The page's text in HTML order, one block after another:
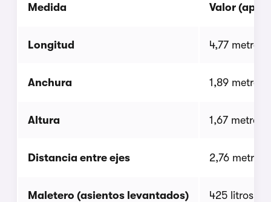
Medida Valor
Longitud 4,77 metros
Anchura 1,89 metros
Altura 1,67 metros
Distancia entre ejes 2,76 metros
Maletero (asientos levantados) 425 litros